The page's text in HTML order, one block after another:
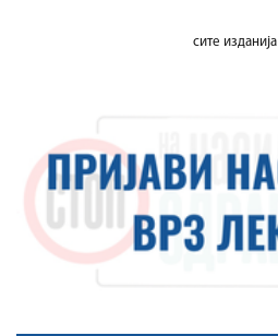
сите изданија